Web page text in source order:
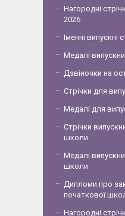
Нагородні
2026
Іменні випускні
Медалі
Дзвіночки на
Стрічки для
Медалі для
Стрічки
школи
Медалі
школи
Дипломи про
початкової
Нагородні